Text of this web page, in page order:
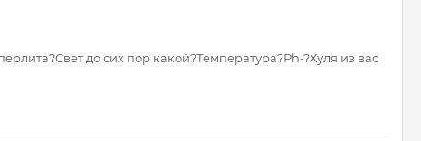
до сих пор какой?Температура?Рh-?Хуля из вас